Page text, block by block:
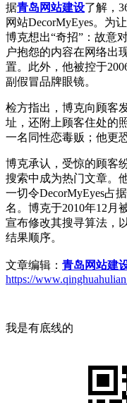
据青岛网站建设了解，
网站DecorMyEyes。为
博克想出“奇招”：故意
户抱怨的内容在网络出
置。此外，他被控于
副假冒品牌眼镜。
检方指出，博克向顾客
址，还附上顾客住处的
一名同性恋毒贩；他更
博克承认，受惊的顾客
搜索中成为热门文章。
一切令DecorMyEyes占
名。博克于2010年12月
宣布修改其搜寻算法，
结果顺序。
文章编辑： 青岛网站建
https://
我是有底线的